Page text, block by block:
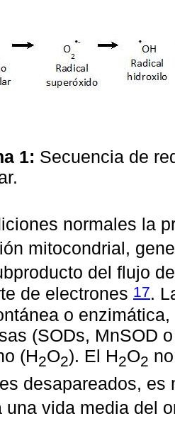
1: Secuencia de
normales la
mitocondrial,
del flujo
de electrones 17.
o
(SODs, MnSOD
(H2O2). El H2O2
desapareados, es
una vida media del